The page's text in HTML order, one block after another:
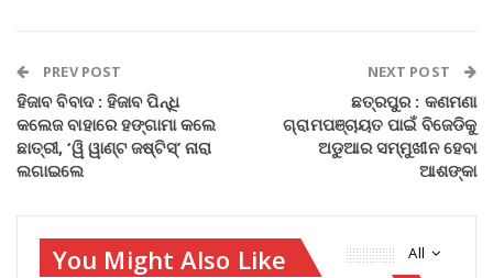
PREV POST
ହିଜାବ ବିବାଦ : ହିଜାବ ପିନ୍ଧି
କଲେଜ ବାହାରେ ହଙ୍ଗାମା କଲେ
ଛାତ୍ରୀ, ‘ୱି ୱାଣ୍ଟ ଜଷ୍ଟିସ୍‌’ ନାରା
ଲଗାଇଲେ
NEXT POST
ଛତ୍ରପୁର : କଣମଣା
ଗ୍ରାମପଞ୍ଚାୟତ ପାଇଁ ବିଜେଡିକୁ
ଅଡୁଆର ସମ୍ମୁଖୀନ ହେବା
ଆଶଙ୍କା
All
You Might Also Like